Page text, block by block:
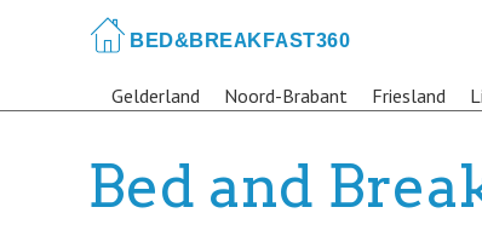
Gelderland Noord-Brabant Friesland
Bed and